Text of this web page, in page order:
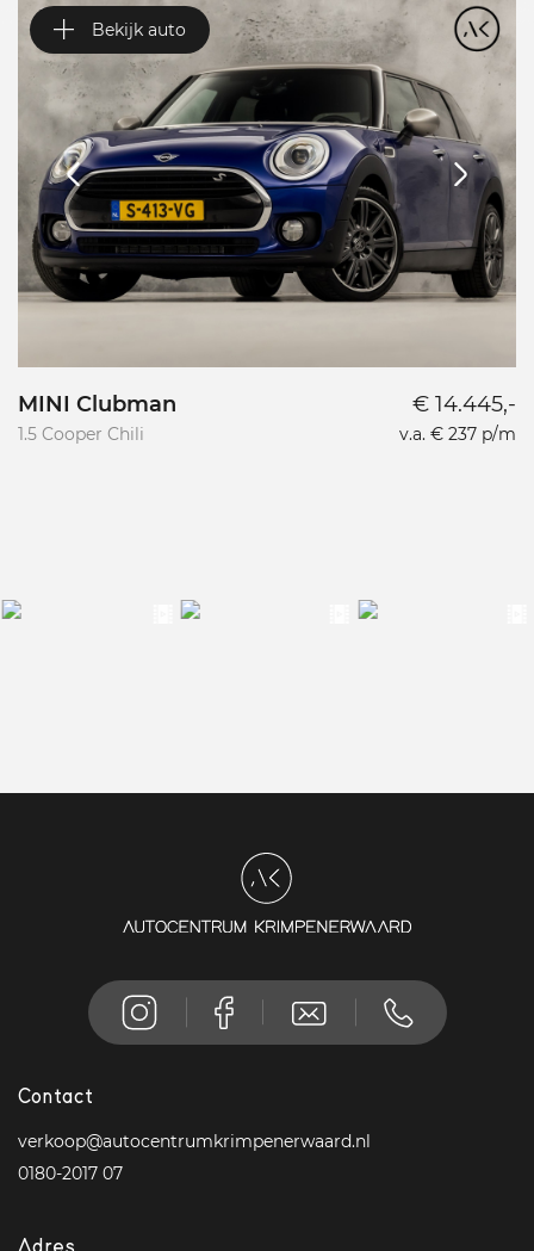
Bekijk auto
MINI Clubman
1.5 Cooper Chili
€ 14.445,-
v.a. € 237 p/m
Contact
verkoop@autocentrumkrimpenerwaard.nl
0180-2017 07